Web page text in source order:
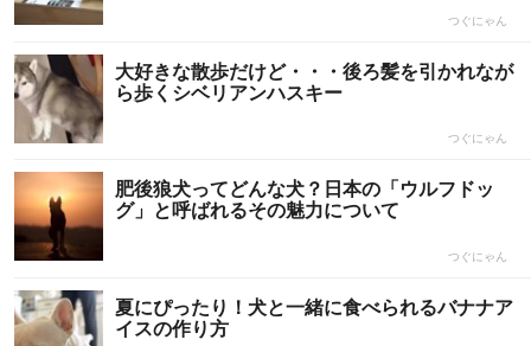
つぐにゃん
大好きな散歩だけど・・・後ろ髪を引かれなが
ら歩くシベリアンハスキー
つぐにゃん
肥後狼犬ってどんな犬？日本の「ウルフドッ
グ」と呼ばれるその魅力について
つぐにゃん
夏にぴったり！犬と一緒に食べられるバナナア
イスの作り方